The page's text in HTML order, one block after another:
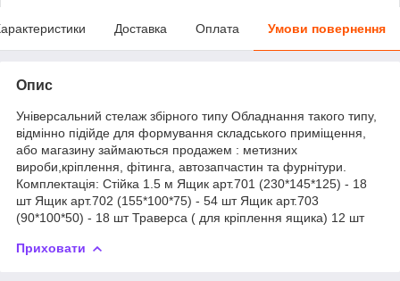
Доставка Оплата Умови повернення
Опис
Універсальний стелаж збірного типу Обладнання такого типу,
відмінно підійде для формування складського приміщення,
або магазину займаються продажем : метизних
вироби,кріплення, фітинга, автозапчастин та фурнітури.
Комплектація: Стійка 1.5 м Ящик арт.701 (230*145*125) - 18
шт Ящик арт.702 (155*100*75) - 54 шт Ящик арт.703
(90*100*50) - 18 шт Траверса ( для кріплення ящика) 12 шт
Приховати